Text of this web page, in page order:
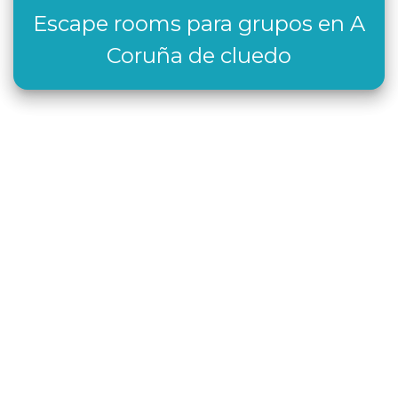
Escape rooms para grupos en A
Coruña de cluedo